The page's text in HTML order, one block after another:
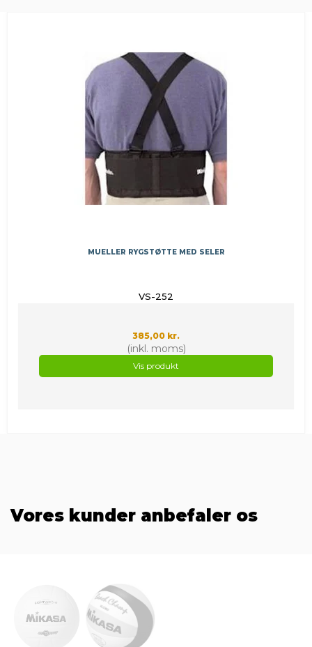
MUELLER RYGSTØTTE MED SELER
VS-252
385,00 kr.
(inkl. moms)
Vis produkt
Vores kunder anbefaler os